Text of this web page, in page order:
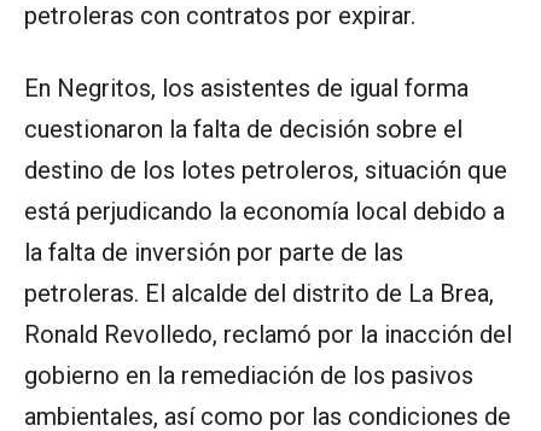
petroleras con contratos por expirar.
En Negritos, los asistentes de igual forma
cuestionaron la falta de decisión sobre el
destino de los lotes petroleros, situación que
está perjudicando la economía local debido a
la falta de inversión por parte de las
petroleras. El alcalde del distrito de La Brea,
Ronald Revolledo, reclamó por la inacción del
gobierno en la remediación de los pasivos
ambientales, así como por las condiciones de